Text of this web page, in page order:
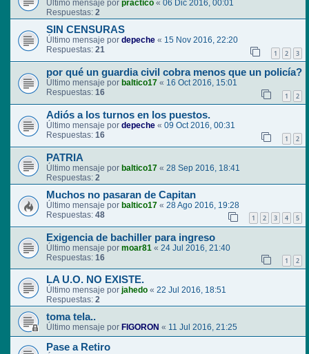
Último mensaje por practico « 06 Dic 2016, 00:01
Respuestas: 2
SIN CENSURAS
Último mensaje por depeche « 15 Nov 2016, 22:20
Respuestas: 21 1 2 3
por qué un guardia civil cobra menos que un policía?
Último mensaje por baltico17 « 16 Oct 2016, 15:01
Respuestas: 16 1 2
Adiós a los turnos en los puestos.
Último mensaje por depeche « 09 Oct 2016, 00:31
Respuestas: 16 1 2
PATRIA
Último mensaje por baltico17 « 28 Sep 2016, 18:41
Respuestas: 2
Muchos no pasaran de Capitan
Último mensaje por baltico17 « 28 Ago 2016, 19:28
Respuestas: 48 1 2 3 4 5
Exigencia de bachiller para ingreso
Último mensaje por moar81 « 24 Jul 2016, 21:40
Respuestas: 16 1 2
LA U.O. NO EXISTE.
Último mensaje por jahedo « 22 Jul 2016, 18:51
Respuestas: 2
toma tela..
Último mensaje por FIGORON « 11 Jul 2016, 21:25
Pase a Retiro